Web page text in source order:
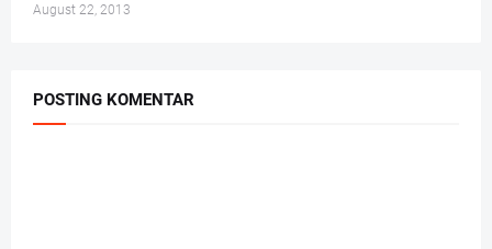
August 22, 2013
POSTING KOMENTAR